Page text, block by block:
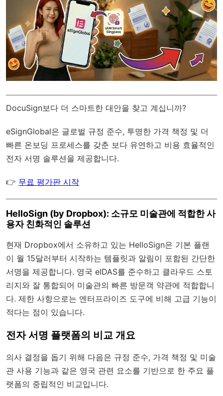
DocuSign보다 더 스마트한 대안을 찾고 계십니까?
eSignGlobal은 글로벌 규정 준수, 투명한 가격 책정 및 더
빠른 온보딩 프로세스를 갖춘 보다 유연하고 비용 효율적인
전자 서명 솔루션을 제공합니다.
👉 무료 평가판 시작
HelloSign (by Dropbox): 소규모 미술관에 적합한 사
용자 친화적인 솔루션
현재 Dropbox에서 소유하고 있는 HelloSign은 기본 플랜
이 월 15달러부터 시작하는 템플릿과 알림이 포함된 간단한
서명을 제공합니다. 영국 eIDAS를 준수하고 클라우드 스토
리지와 잘 통합되어 미술관의 빠른 방문객 약관에 적합합니
다. 제한 사항으로는 엔터프라이즈 도구에 비해 고급 기능이
적다는 점이 있습니다.
전자 서명 플랫폼의 비교 개요
의사 결정을 돕기 위해 다음은 규정 준수, 가격 책정 및 미술
관 사용 기능과 같은 영국 관련 요소를 기반으로 한 주요 플
랫폼의 중립적인 비교입니다.